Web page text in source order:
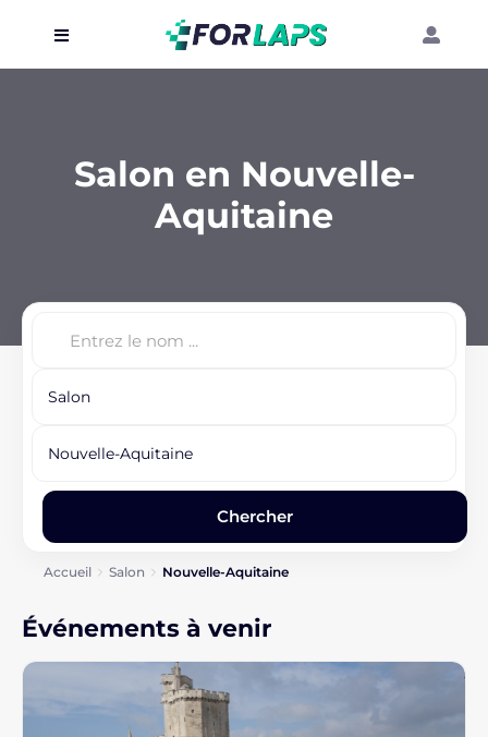
LocalisationSalon en Nouvelle-
Aquitaine
Accueil Salon Nouvelle-Aquitaine
Événements à venir